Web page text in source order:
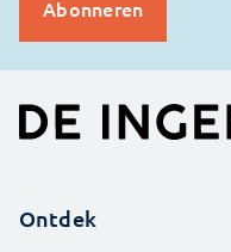
Ontdek